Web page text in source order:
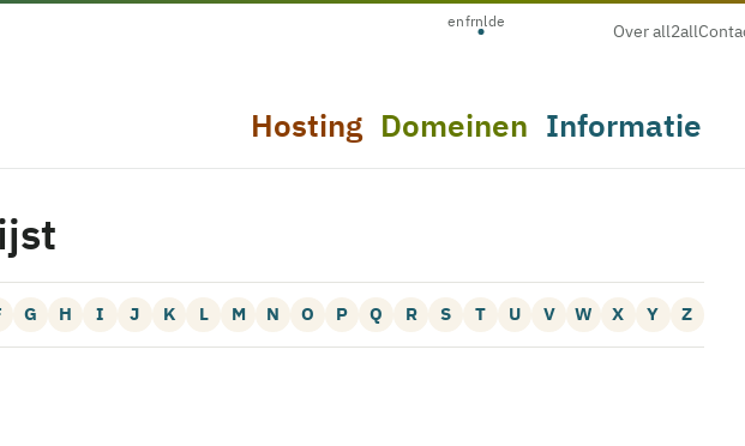
enfrnlde
Over all2all
Hosting Domeinen Informatie
G H I J K L M N O P Q R S T U V W X Y Z